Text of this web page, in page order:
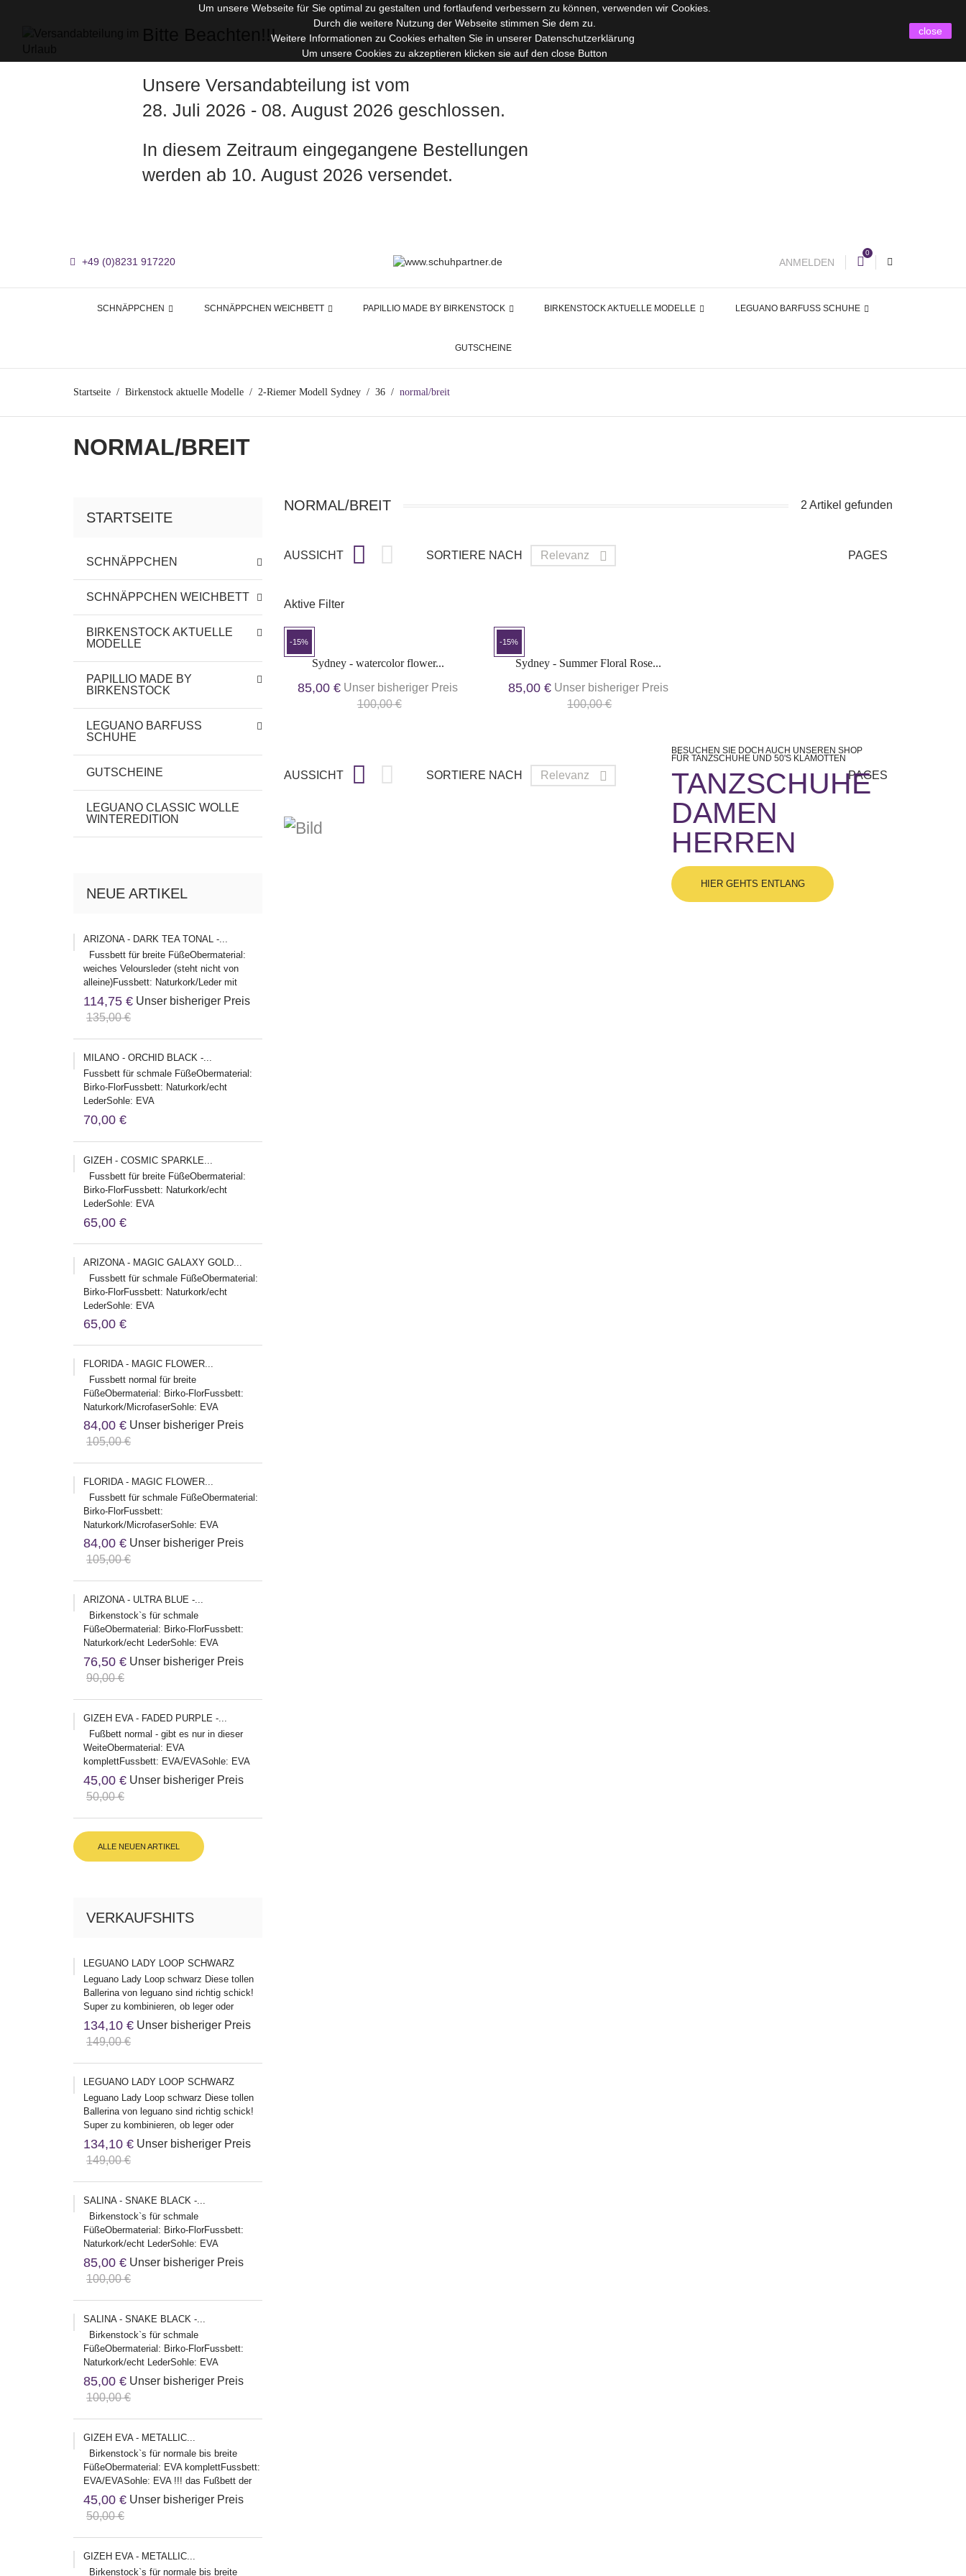
Bitte Beachten!!!
Unsere Versandabteilung ist vom
28. Juli 2026 - 08. August 2026 geschlossen.
In diesem Zeitraum eingegangene Bestellungen
werden ab 10. August 2026 versendet.
+49 (0)8231 917220 ANMELDEN
0
SCHNÄPPCHEN SCHNÄPPCHEN WEICHBETT PAPILLIO MADE BY BIRKENSTOCK BIRKENSTOCK AKTUELLE MODELLE LEGUANO BARFUSS SCHUHE
GUTSCHEINE
Startseite Birkenstock aktuelle Modelle 2-Riemer Modell Sydney 36 normal/breit
NORMAL/BREIT
STARTSEITE
SCHNÄPPCHEN
SCHNÄPPCHEN WEICHBETT
BIRKENSTOCK AKTUELLE
MODELLE
PAPILLIO MADE BY
BIRKENSTOCK
LEGUANO BARFUSS
SCHUHE
GUTSCHEINE
LEGUANO CLASSIC WOLLE
WINTEREDITION
NEUE ARTIKEL
ARIZONA - DARK TEA TONAL -...
Fussbett für breite FüßeObermaterial:
weiches Veloursleder (steht nicht von
alleine)Fussbett: Naturkork/Leder mit
WeichbettungSohle: EVA...
114,75 € Unser bisheriger Preis
135,00 €
MILANO - ORCHID BLACK -...
Fussbett für schmale FüßeObermaterial:
Birko-FlorFussbett: Naturkork/echt
LederSohle: EVA
Herstelleradresse:Birkenstock Global
Sales GmbHBurg...
70,00 €
GIZEH - COSMIC SPARKLE...
Fussbett für breite FüßeObermaterial:
Birko-FlorFussbett: Naturkork/echt
LederSohle: EVA
Herstelleradresse:Birkenstock Global
Sales...
65,00 €
ARIZONA - MAGIC GALAXY GOLD...
Fussbett für schmale FüßeObermaterial:
Birko-FlorFussbett: Naturkork/echt
LederSohle: EVA
65,00 €
FLORIDA - MAGIC FLOWER...
Fussbett normal für breite
FüßeObermaterial: Birko-FlorFussbett:
Naturkork/MicrofaserSohle: EVA
84,00 € Unser bisheriger Preis
105,00 €
FLORIDA - MAGIC FLOWER...
Fussbett für schmale FüßeObermaterial:
Birko-FlorFussbett:
Naturkork/MicrofaserSohle: EVA
84,00 € Unser bisheriger Preis
105,00 €
ARIZONA - ULTRA BLUE -...
Birkenstock`s für schmale
FüßeObermaterial: Birko-FlorFussbett:
Naturkork/echt LederSohle: EVA
Herstelleradresse:Birkenstock Global
Sales...
76,50 € Unser bisheriger Preis
90,00 €
GIZEH EVA - FADED PURPLE -...
Fußbett normal - gibt es nur in dieser
WeiteObermaterial: EVA
komplettFussbett: EVA/EVASohle: EVA
Herstelleradresse:Birkenstock Global...
45,00 € Unser bisheriger Preis
50,00 €
ALLE NEUEN ARTIKEL
VERKAUFSHITS
LEGUANO LADY LOOP SCHWARZ
Leguano Lady Loop schwarz Diese tollen
Ballerina von leguano sind richtig schick!
Super zu kombinieren, ob leger oder
klassisch, die passen...
134,10 € Unser bisheriger Preis
149,00 €
LEGUANO LADY LOOP SCHWARZ
Leguano Lady Loop schwarz Diese tollen
Ballerina von leguano sind richtig schick!
Super zu kombinieren, ob leger oder
klassisch, die passen...
134,10 € Unser bisheriger Preis
149,00 €
SALINA - SNAKE BLACK -...
Birkenstock`s für schmale
FüßeObermaterial: Birko-FlorFussbett:
Naturkork/echt LederSohle: EVA
Herstelleradresse:Birkenstock Global
Sales...
85,00 € Unser bisheriger Preis
100,00 €
SALINA - SNAKE BLACK -...
Birkenstock`s für schmale
FüßeObermaterial: Birko-FlorFussbett:
Naturkork/echt LederSohle: EVA
Herstelleradresse:Birkenstock Global
Sales...
85,00 € Unser bisheriger Preis
100,00 €
GIZEH EVA - METALLIC...
Birkenstock`s für normale bis breite
FüßeObermaterial: EVA komplettFussbett:
EVA/EVASohle: EVA !!! das Fußbett der
EVA Modelle fällt etwas...
45,00 € Unser bisheriger Preis
50,00 €
GIZEH EVA - METALLIC...
Birkenstock`s für normale bis breite
NORMAL/BREIT 2 Artikel gefunden
AUSSICHT   SORTIERE NACH Relevanz  PAGES
Aktive Filter
-15%
Sydney - watercolor flower...
85,00 € Unser bisheriger Preis
100,00 €
-15%
Sydney - Summer Floral Rose...
85,00 € Unser bisheriger Preis
100,00 €
AUSSICHT   SORTIERE NACH Relevanz  PAGES
BESUCHEN SIE DOCH AUCH UNSEREN SHOP
FÜR TANZSCHUHE UND 50'S KLAMOTTEN
TANZSCHUHE
DAMEN
HERREN
HIER GEHTS ENTLANG
Um unsere Webseite für Sie optimal zu gestalten und fortlaufend verbessern zu können, verwenden wir Cookies.
Durch die weitere Nutzung der Webseite stimmen Sie dem zu.
Weitere Informationen zu Cookies erhalten Sie in unserer Datenschutzerklärung
Um unsere Cookies zu akzeptieren klicken sie auf den close Button
close